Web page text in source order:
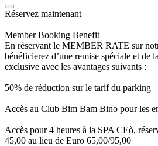
Réservez maintenant
Member Booking Benefit
En réservant le MEMBER RATE sur
bénéficierez d’une remise spéciale et de
exclusive avec les avantages suivants :
50% de réduction sur le tarif du parking
Accès au Club Bim Bam Bino pour les
Accès pour 4 heures à la SPA CEò,
45,00 au lieu de Euro 65,00/95,00